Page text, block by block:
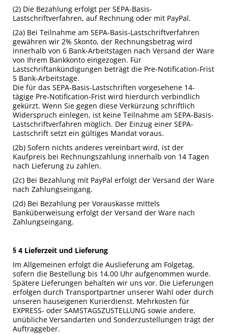
(2) Die Bezahlung erfolgt per SEPA-Basis-
Lastschriftverfahren, auf Rechnung oder mit PayPal.
(2a) Bei Teilnahme am SEPA-Basis-Lastschriftverfahren
gewähren wir 2% Skonto, der Rechnungsbetrag wird
innerhalb von 6 Bank-Arbeitstagen nach Versand der Ware
von Ihrem Bankkonto eingezogen. Für
Lastschriftankündigungen beträgt die Pre-Notification-Frist
5 Bank-Arbeitstage.
Die für das SEPA-Basis-Lastschriften vorgesehene 14-
tägige Pre-Notification-Frist wird hierdurch verbindlich
gekürzt. Wenn Sie gegen diese Verkürzung schriftlich
Widerspruch einlegen, ist keine Teilnahme am SEPA-Basis-
Lastschriftverfahren möglich. Der Einzug einer SEPA-
Lastschrift setzt ein gültiges Mandat voraus.
(2b) Sofern nichts anderes vereinbart wird, ist der
Kaufpreis bei Rechnungszahlung innerhalb von 14 Tagen
nach Lieferung zu zahlen.
(2c) Bei Bezahlung mit PayPal erfolgt der Versand der Ware
nach Zahlungseingang.
(2d) Bei Bezahlung per Vorauskasse mittels
Banküberweisung erfolgt der Versand der Ware nach
Zahlungseingang.
§ 4 Lieferzeit und Lieferung
Im Allgemeinen erfolgt die Auslieferung am Folgetag,
sofern die Bestellung bis 14.00 Uhr aufgenommen wurde.
Spätere Lieferungen behalten wir uns vor. Die Lieferungen
erfolgen durch Transportpartner unserer Wahl oder durch
unseren hauseigenen Kurierdienst. Mehrkosten für
EXPRESS- oder SAMSTAGSZUSTELLUNG sowie andere,
unübliche Versandarten und Sonderzustellungen trägt der
Auftraggeber.